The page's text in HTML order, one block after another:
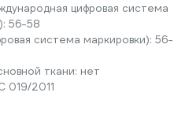
цифровая система
56-58
система маркировки): 56-
ткани: нет
019/2011